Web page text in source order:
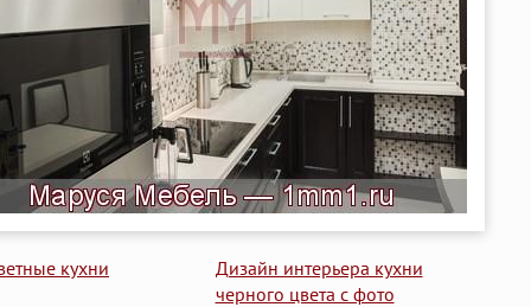
кухни
Дизайн интерьера кухни
черного цвета с фото